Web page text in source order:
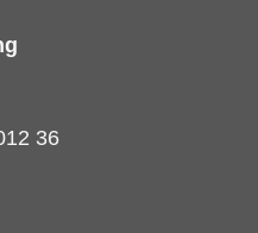
36